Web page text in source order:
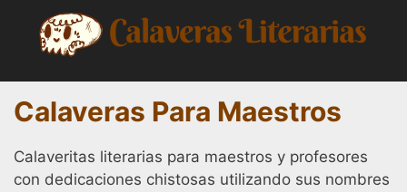
contenido
Calaveras Para Maestros
Calaveritas literarias para maestros y profesores
con dedicaciones chistosas utilizando sus nombres